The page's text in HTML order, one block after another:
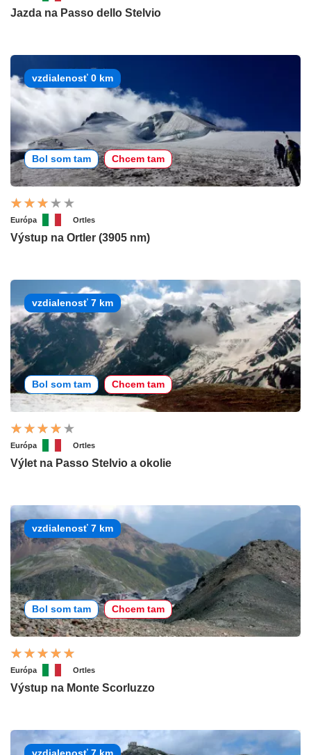
Jazda na Passo dello Stelvio
vzdialenosť 0 km
Bol som tam Chcem tam
Európa Ortles
Výstup na Ortler (3905 nm)
vzdialenosť 7 km
Bol som tam Chcem tam
Európa Ortles
Výlet na Passo Stelvio a okolie
vzdialenosť 7 km
Bol som tam Chcem tam
Európa Ortles
Výstup na Monte Scorluzzo